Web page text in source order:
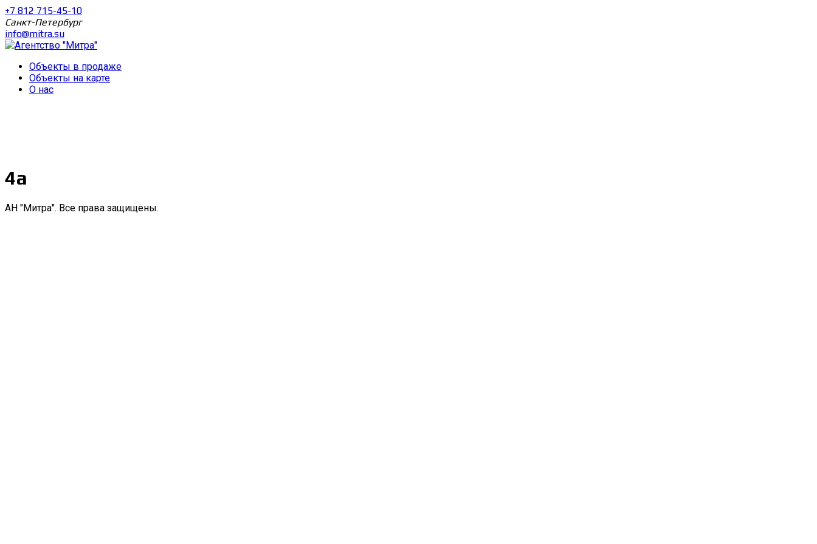
+7 812 715-45-10
Санкт-Петербург
info@mitra.su
Объекты в продаже
Объекты на карте
О нас
4а
АН "Митра". Все права защищены.